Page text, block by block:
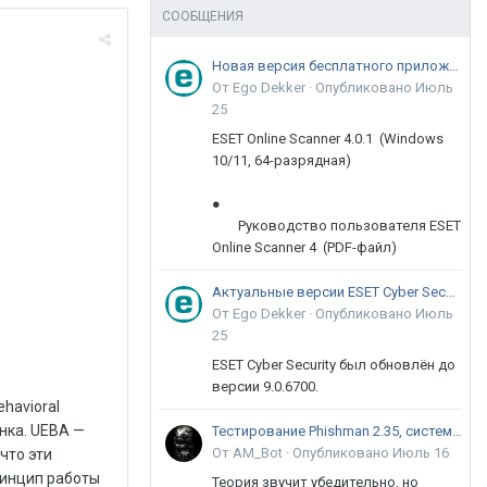
систем показывает стремительный рост — так со своего появления в 2014 году он растет на 100% от года к году - $50 млн в 2015 году, $100 млн в 2016 году, $200 млн в 2017 году (прогноз). При этом, как самостоятельный продукт UEBA-системы скорее всего в ближайшей перспективе перестанут существовать. И дело здесь в самой технологии.Действительно, UEBA-системы — это мощный аналитический инструмент. При этом для эффективного анализа эти системы требуют большого количества данных, собранных из разных источников. Задачи сбора и систематизации таких данных решают SIEM-системы, предоставляющие доступный из коробки инструментарий по сбору и базовому анализ
СООБЩЕНИЯ
Новая версия бесплатного приложения ESET Online Scanner доступна пользователям
От Ego Dekker · Опубликовано Июль
25
ESET Online Scanner 4.0.1 (Windows
10/11, 64-разрядная)
●
Руководство пользователя ESET
Online Scanner 4 (PDF-файл)
Актуальные версии ESET Cyber Security 9
От Ego Dekker · Опубликовано Июль
25
ESET Cyber Security был обновлён до
версии 9.0.6700.
Тестирование Phishman 2.35, системы повышения осведомлённости пользователей в сфере ИБ
От AM_Bot · Опубликовано Июль 16
Теория звучит убедительно, но